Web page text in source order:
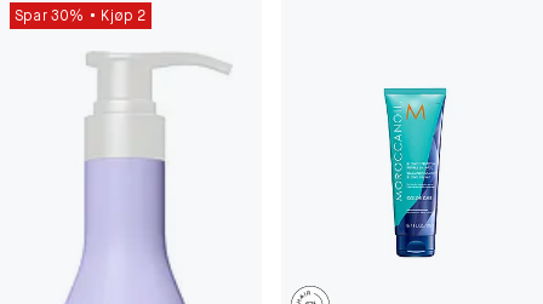
Spar 30% Kjøp 2